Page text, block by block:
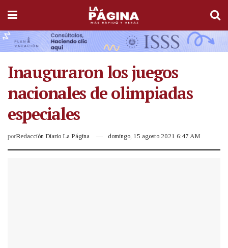
Inauguraron los juegos
nacionales de olimpiadas
especiales
porRedacción Diario La Página domingo, 15 agosto 2021 6:47 AM